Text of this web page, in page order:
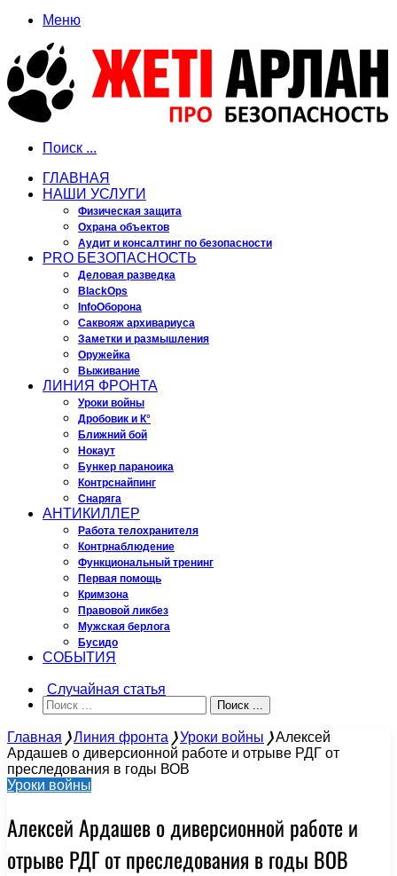
Меню
Поиск ...
ГЛАВНАЯ
НАШИ УСЛУГИ
Физическая защита
Охрана объектов
Аудит и консалтинг по безопасности
PRO БЕЗОПАСНОСТЬ
Деловая разведка
BlackOps
InfoОборона
Саквояж архивариуса
Заметки и размышления
Оружейка
Выживание
ЛИНИЯ ФРОНТА
Уроки войны
Дробовик и К°
Ближний бой
Нокаут
Бункер параноика
Контрснайпинг
Снаряга
АНТИКИЛЛЕР
Работа телохранителя
Контрнаблюдение
Функциональный тренинг
Первая помощь
Кримзона
Правовой ликбез
Мужская берлога
Бусидо
СОБЫТИЯ
Случайная статья
Поиск ...
Главная ❭Линия фронта ❭Уроки войны ❭Алексей
Ардашев о диверсионной работе и отрыве РДГ от
преследования в годы ВОВ
Уроки войны
Алексей Ардашев о диверсионной работе и
отрыве РДГ от преследования в годы ВОВ